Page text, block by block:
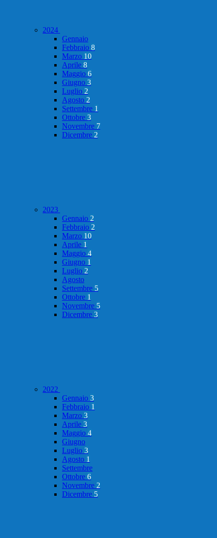
2024
Gennaio
Febbraio 8
Marzo 10
Aprile 8
Maggio 6
Giugno 3
Luglio 2
Agosto 2
Settembre 1
Ottobre 3
Novembre 7
Dicembre 2
2023
Gennaio 2
Febbraio 2
Marzo 10
Aprile 1
Maggio 4
Giugno 1
Luglio 2
Agosto
Settembre 5
Ottobre 1
Novembre 5
Dicembre 3
2022
Gennaio 3
Febbraio 1
Marzo 3
Aprile 3
Maggio 4
Giugno
Luglio 3
Agosto 1
Settembre
Ottobre 6
Novembre 2
Dicembre 5